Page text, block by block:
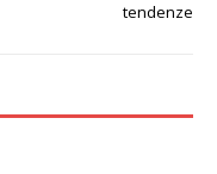
tendenze